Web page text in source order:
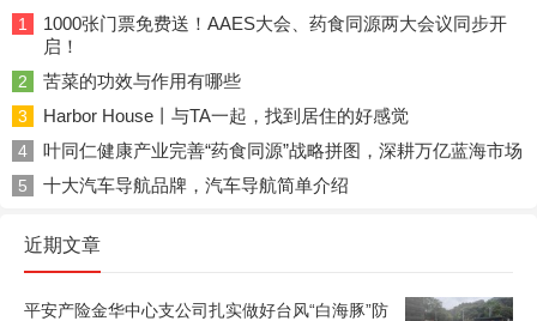
1
1000张门票免费送！AAES大会、药食同源两大会议同步开
启！
2 苦菜的功效与作用有哪些
3 Harbor House丨与TA一起，找到居住的好感觉
4 叶同仁健康产业完善“药食同源”战略拼图，深耕万亿蓝海市场
5 十大汽车导航品牌，汽车导航简单介绍
近期文章
平安产险金华中心支公司扎实做好台风“白海豚”防